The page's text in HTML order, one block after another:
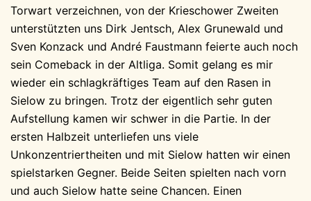
Torwart verzeichnen, von der Krieschower Zweiten
unterstützten uns Dirk Jentsch, Alex Grunewald und
Sven Konzack und André Faustmann feierte auch noch
sein Comeback in der Altliga. Somit gelang es mir
wieder ein schlagkräftiges Team auf den Rasen in
Sielow zu bringen. Trotz der eigentlich sehr guten
Aufstellung kamen wir schwer in die Partie. In der
ersten Halbzeit unterliefen uns viele
Unkonzentriertheiten und mit Sielow hatten wir einen
spielstarken Gegner. Beide Seiten spielten nach vorn
und auch Sielow hatte seine Chancen. Einen